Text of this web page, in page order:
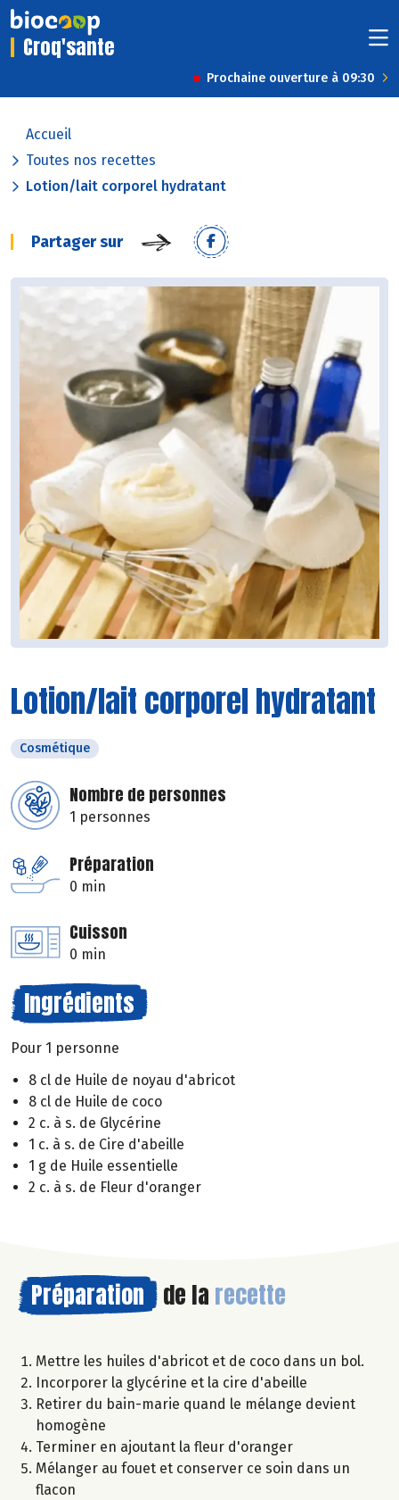
Croq'sante
Prochaine ouverture à 09:30
Accueil
Toutes nos recettes
Lotion/lait corporel hydratant
Partager sur
Lotion/lait corporel hydratant
Cosmétique
Nombre de personnes
1 personnes
Préparation
0 min
Cuisson
0 min
Ingrédients
Pour 1 personne
8 cl de Huile de noyau d'abricot
8 cl de Huile de coco
2 c. à s. de Glycérine
1 c. à s. de Cire d'abeille
1 g de Huile essentielle
2 c. à s. de Fleur d'oranger
Préparation de la recette
Mettre les huiles d'abricot et de coco dans un bol.
Incorporer la glycérine et la cire d'abeille
Retirer du bain-marie quand le mélange devient
homogène
Terminer en ajoutant la fleur d'oranger
Mélanger au fouet et conserver ce soin dans un
flacon